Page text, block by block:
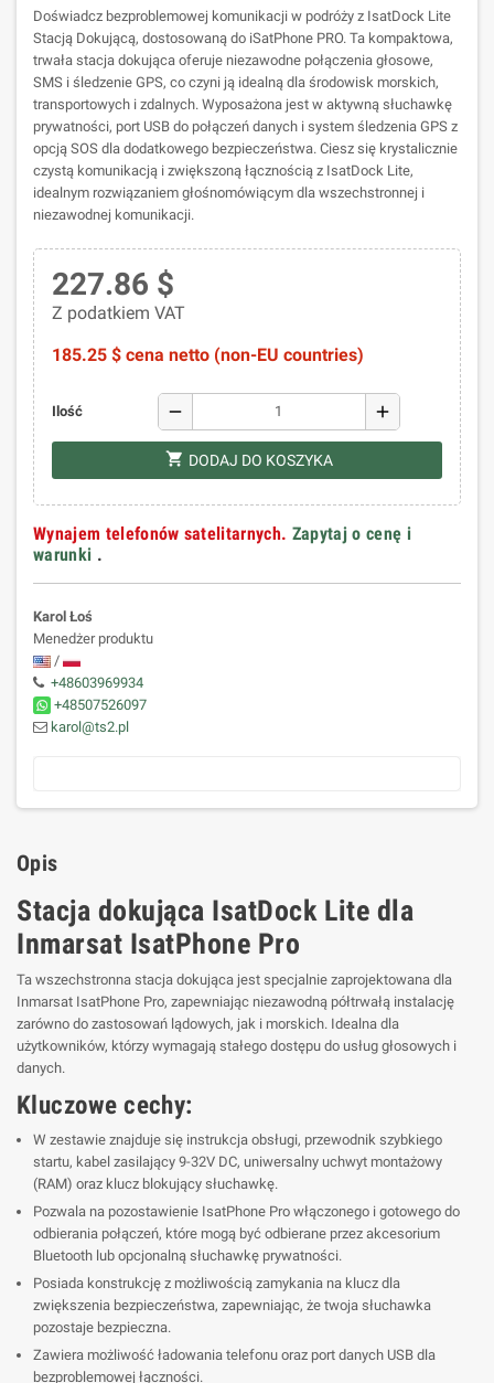
Doświadcz bezproblemowej komunikacji w podróży z IsatDock Lite
Stacją Dokującą, dostosowaną do iSatPhone PRO. Ta kompaktowa,
trwała stacja dokująca oferuje niezawodne połączenia głosowe,
SMS i śledzenie GPS, co czyni ją idealną dla środowisk morskich,
transportowych i zdalnych. Wyposażona jest w aktywną słuchawkę
prywatności, port USB do połączeń danych i system śledzenia GPS z
opcją SOS dla dodatkowego bezpieczeństwa. Ciesz się krystalicznie
czystą komunikacją i zwiększoną łącznością z IsatDock Lite,
idealnym rozwiązaniem głośnomówiącym dla wszechstronnej i
niezawodnej komunikacji.
227.86 $
Z podatkiem VAT
185.25 $ cena netto (non-EU countries)
Ilość remove add
shopping_cart DODAJ DO KOSZYKA
Wynajem telefonów satelitarnych. Zapytaj o cenę i
warunki .
Karol Łoś
Menedżer produktu
/
+48603969934
+48507526097
karol@ts2.pl
Opis
Stacja dokująca IsatDock Lite dla
Inmarsat IsatPhone Pro
Ta wszechstronna stacja dokująca jest specjalnie zaprojektowana dla
Inmarsat IsatPhone Pro, zapewniając niezawodną półtrwałą instalację
zarówno do zastosowań lądowych, jak i morskich. Idealna dla
użytkowników, którzy wymagają stałego dostępu do usług głosowych i
danych.
Kluczowe cechy:
W zestawie znajduje się instrukcja obsługi, przewodnik szybkiego
startu, kabel zasilający 9-32V DC, uniwersalny uchwyt montażowy
(RAM) oraz klucz blokujący słuchawkę.
Pozwala na pozostawienie IsatPhone Pro włączonego i gotowego do
odbierania połączeń, które mogą być odbierane przez akcesorium
Bluetooth lub opcjonalną słuchawkę prywatności.
Posiada konstrukcję z możliwością zamykania na klucz dla
zwiększenia bezpieczeństwa, zapewniając, że twoja słuchawka
pozostaje bezpieczna.
Zawiera możliwość ładowania telefonu oraz port danych USB dla
bezproblemowej łączności.